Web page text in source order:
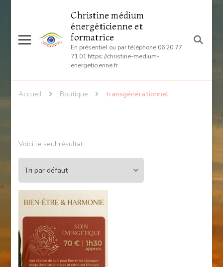
Christine médium
énergéticienne et
formatrice
En présentiel ou par téléphone 06 20 77
71 01 https://christine-medium-
energeticienne.fr
Accueil Boutique transgénérationnel
Voici le seul résultat